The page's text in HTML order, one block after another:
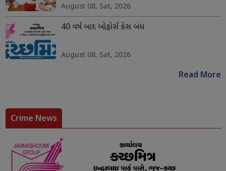
August 08, Sat, 2026
40 વર્ષ બાદ બોફોર્સ કેસ બંધ
August 08, Sat, 2026
Read More
Crime News